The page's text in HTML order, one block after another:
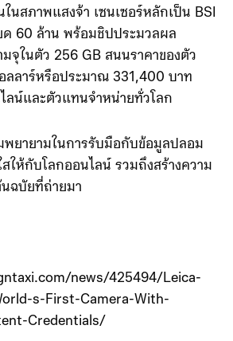
นสภาพแสงจ้า เซนเซอร์หลักเป็น BSI
ด 60 ล้าน พร้อมชิปประมวลผล
จุในตัว 256 GB สนนราคาของตัว
ลลาร์หรือประมาณ 331,400 บาท
ลน์และตัวแทนจำหน่ายทั่วโลก
พยายามในการรับมือกับข้อมูลปลอม
สให้กับโลกออนไลน์ รวมถึงสร้างความ
ฉบัยที่ถ่ายมา
news/425494/Leica-
s-First-Camera-With-
Credentials/